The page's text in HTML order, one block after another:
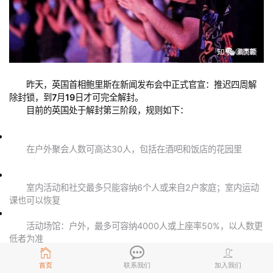
首页 联系我们 加入我们
昨天，英国首相鲍里斯在新闻发布会中正式官宣：推迟四周解
除封锁，到7月19日才可完全解封。
目前的英国处于解封第三阶段，规则如下：
在户外聚会人数可高达30人，包括在酒吧和饭店的花园里
室内活动和社交最多只能容纳6个人或来自2户家庭；室内运动
课也可以恢复
活动场馆：户外，最多可容纳4000人或上座率50%，以人数更
低者为准
较大足球场最多可容纳10000名球迷或上座率25%，以人数更